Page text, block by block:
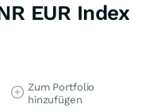
EUR Index
Zum Portfolio
hinzufügen